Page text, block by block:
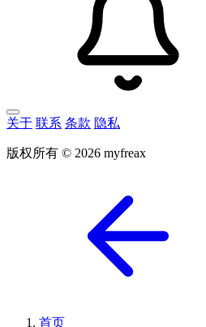
关于 联系 条款 隐私
版权所有 © 2026 myfreax
首页